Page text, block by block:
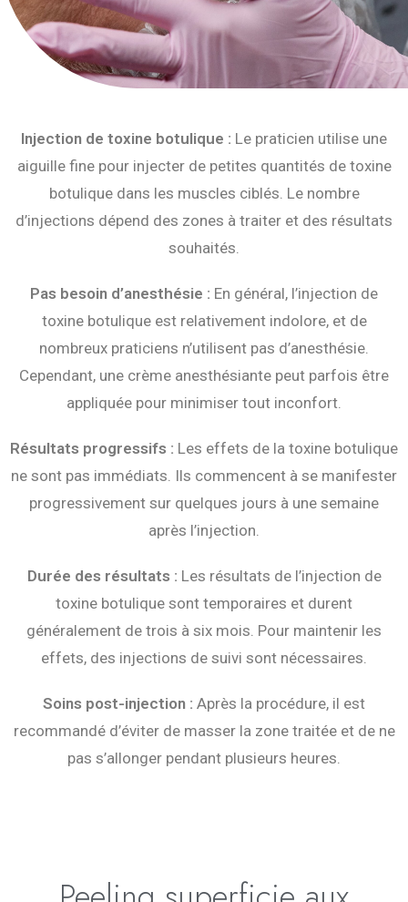
Injection de toxine botulique : Le praticien utilise une
aiguille fine pour injecter de petites quantités de toxine
botulique dans les muscles ciblés. Le nombre
d’injections dépend des zones à traiter et des résultats
souhaités.
Pas besoin d’anesthésie : En général, l’injection de
toxine botulique est relativement indolore, et de
nombreux praticiens n’utilisent pas d’anesthésie.
Cependant, une crème anesthésiante peut parfois être
appliquée pour minimiser tout inconfort.
Résultats progressifs : Les effets de la toxine botulique
ne sont pas immédiats. Ils commencent à se manifester
progressivement sur quelques jours à une semaine
après l’injection.
Durée des résultats : Les résultats de l’injection de
toxine botulique sont temporaires et durent
généralement de trois à six mois. Pour maintenir les
effets, des injections de suivi sont nécessaires.
Soins post-injection : Après la procédure, il est
recommandé d’éviter de masser la zone traitée et de ne
pas s’allonger pendant plusieurs heures.